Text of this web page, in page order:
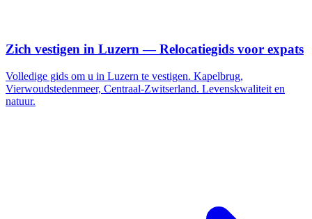
Zich vestigen in Luzern — Relocatiegids voor expats
Volledige gids om u in Luzern te vestigen. Kapelbrug,
Vierwoudstedenmeer, Centraal-Zwitserland. Levenskwaliteit en
natuur.